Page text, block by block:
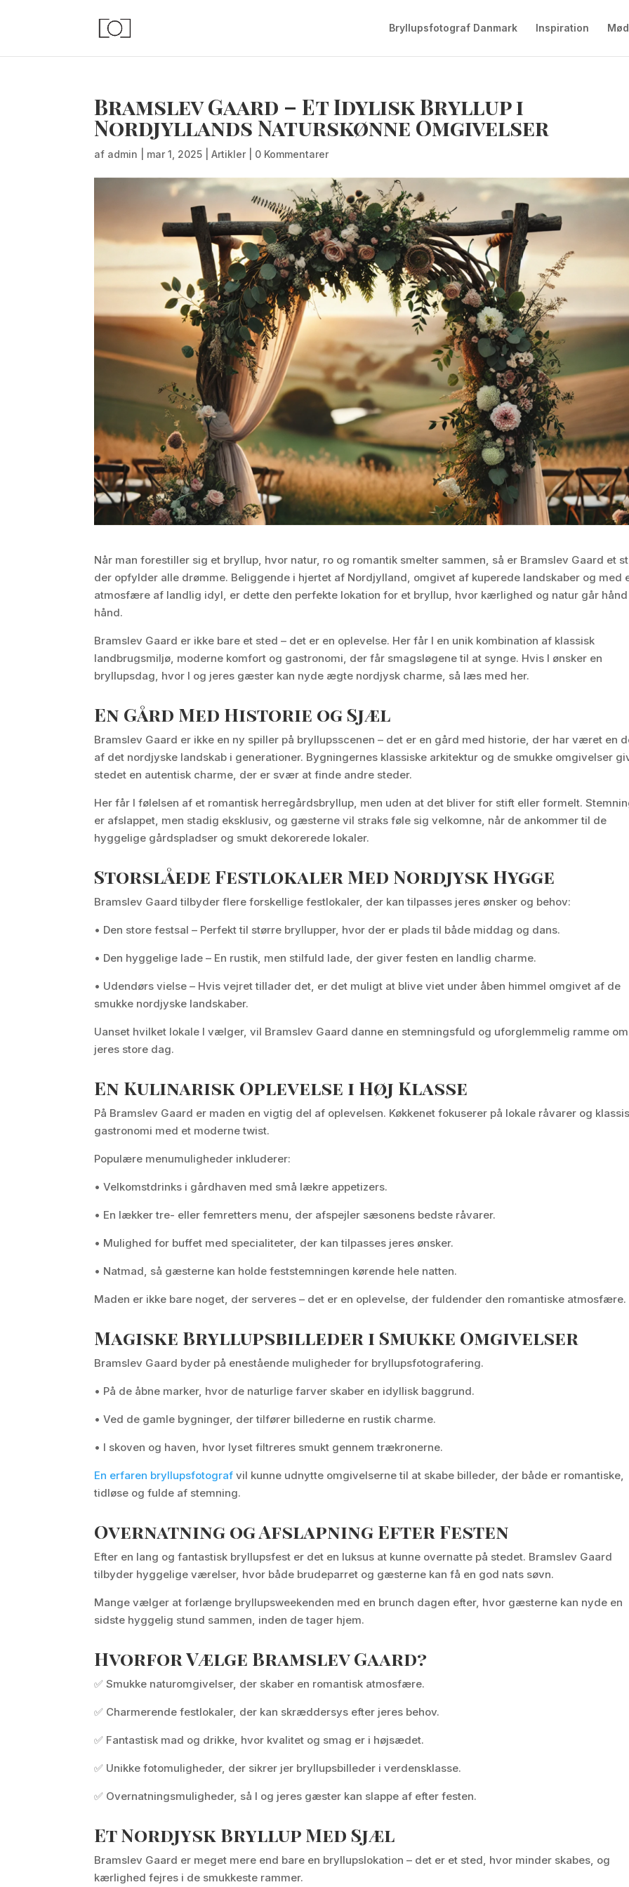
Bryllupsfotograf Danmark Inspiration
Bramslev Gaard – Et Idylisk Bryllup i
Nordjyllands Naturskønne Omgivelser
af admin mar 1, 2025 |Artikler 0 Kommentarer
Når man forestiller sig et bryllup, hvor natur, ro og romantik smelter sammen, så er Bramslev Gaard et
der opfylder alle drømme. Beliggende i hjertet af Nordjylland, omgivet af kuperede landskaber og med
atmosfære af landlig idyl, er dette den perfekte lokation for et bryllup, hvor kærlighed og natur går
hånd.
Bramslev Gaard er ikke bare et sted – det er en oplevelse. Her får I en unik kombination af klassisk
landbrugsmiljø, moderne komfort og gastronomi, der får smagsløgene til at synge. Hvis I ønsker en
bryllupsdag, hvor I og jeres gæster kan nyde ægte nordjysk charme, så læs med her.
En Gård Med Historie og Sjæl
Bramslev Gaard er ikke en ny spiller på bryllupsscenen – det er en gård med historie, der har været en
af det nordjyske landskab i generationer. Bygningernes klassiske arkitektur og de smukke omgivelser
stedet en autentisk charme, der er svær at finde andre steder.
Her får I følelsen af et romantisk herregårdsbryllup, men uden at det bliver for stift eller formelt.
er afslappet, men stadig eksklusiv, og gæsterne vil straks føle sig velkomne, når de ankommer til de
hyggelige gårdspladser og smukt dekorerede lokaler.
Storslåede Festlokaler Med Nordjysk Hygge
Bramslev Gaard tilbyder flere forskellige festlokaler, der kan tilpasses jeres ønsker og behov:
• Den store festsal – Perfekt til større bryllupper, hvor der er plads til både middag og dans.
• Den hyggelige lade – En rustik, men stilfuld lade, der giver festen en landlig charme.
• Udendørs vielse – Hvis vejret tillader det, er det muligt at blive viet under åben himmel omgivet af de
smukke nordjyske landskaber.
Uanset hvilket lokale I vælger, vil Bramslev Gaard danne en stemningsfuld og uforglemmelig ramme om
jeres store dag.
En Kulinarisk Oplevelse i Høj Klasse
På Bramslev Gaard er maden en vigtig del af oplevelsen. Køkkenet fokuserer på lokale råvarer og
gastronomi med et moderne twist.
Populære menumuligheder inkluderer:
• Velkomstdrinks i gårdhaven med små lækre appetizers.
• En lækker tre- eller femretters menu, der afspejler sæsonens bedste råvarer.
• Mulighed for buffet med specialiteter, der kan tilpasses jeres ønsker.
• Natmad, så gæsterne kan holde feststemningen kørende hele natten.
Maden er ikke bare noget, der serveres – det er en oplevelse, der fuldender den romantiske atmosfære.
Magiske Bryllupsbilleder i Smukke Omgivelser
Bramslev Gaard byder på enestående muligheder for bryllupsfotografering.
• På de åbne marker, hvor de naturlige farver skaber en idyllisk baggrund.
• Ved de gamle bygninger, der tilfører billederne en rustik charme.
• I skoven og haven, hvor lyset filtreres smukt gennem trækronerne.
En erfaren bryllupsfotograf vil kunne udnytte omgivelserne til at skabe billeder, der både er romantiske,
tidløse og fulde af stemning.
Overnatning og Afslapning Efter Festen
Efter en lang og fantastisk bryllupsfest er det en luksus at kunne overnatte på stedet. Bramslev Gaard
tilbyder hyggelige værelser, hvor både brudeparret og gæsterne kan få en god nats søvn.
Mange vælger at forlænge bryllupsweekenden med en brunch dagen efter, hvor gæsterne kan nyde en
sidste hyggelig stund sammen, inden de tager hjem.
Hvorfor Vælge Bramslev Gaard?
✅ Smukke naturomgivelser, der skaber en romantisk atmosfære.
✅ Charmerende festlokaler, der kan skræddersys efter jeres behov.
✅ Fantastisk mad og drikke, hvor kvalitet og smag er i højsædet.
✅ Unikke fotomuligheder, der sikrer jer bryllupsbilleder i verdensklasse.
✅ Overnatningsmuligheder, så I og jeres gæster kan slappe af efter festen.
Et Nordjysk Bryllup Med Sjæl
Bramslev Gaard er meget mere end bare en bryllupslokation – det er et sted, hvor minder skabes, og
kærlighed fejres i de smukkeste rammer.